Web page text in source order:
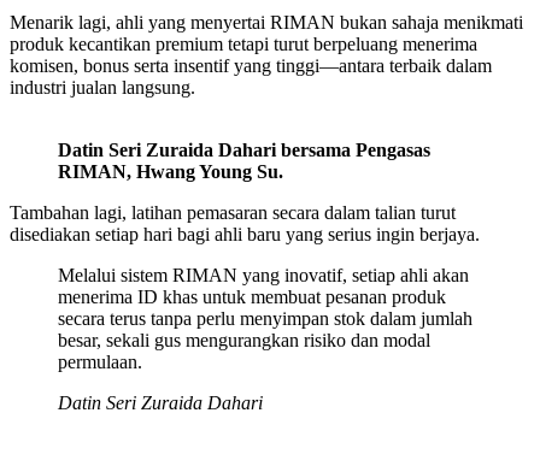
Menarik lagi, ahli yang menyertai RIMAN bukan sahaja menikmati
produk kecantikan premium tetapi turut berpeluang menerima
komisen, bonus serta insentif yang tinggi—antara terbaik dalam
industri jualan langsung.
Datin Seri Zuraida Dahari bersama Pengasas
RIMAN, Hwang Young Su.
Tambahan lagi, latihan pemasaran secara dalam talian turut
disediakan setiap hari bagi ahli baru yang serius ingin berjaya.
Melalui sistem RIMAN yang inovatif, setiap ahli akan
menerima ID khas untuk membuat pesanan produk
secara terus tanpa perlu menyimpan stok dalam jumlah
besar, sekali gus mengurangkan risiko dan modal
permulaan.
Datin Seri Zuraida Dahari